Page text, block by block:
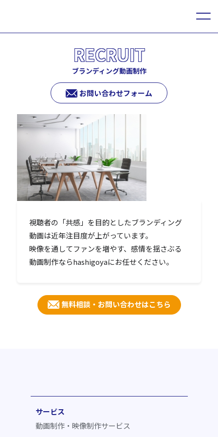
RECRUIT
ブランディング動画制作
お問い合わせフォーム
視聴者の「共感」を目的としたブランディング
動画は近年注目度が上がっています。
映像を通してファンを増やす、感情を揺さぶる
動画制作ならhashigoyaにお任せください。
無料相談・お問い合わせはこちら
サービス
動画制作・映像制作サービス